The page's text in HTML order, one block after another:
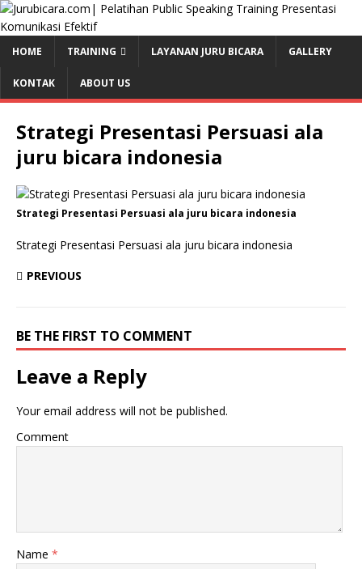
HOME TRAINING LAYANAN JURU BICARA GALLERY
KONTAK ABOUT US
Strategi Presentasi Persuasi ala
juru bicara indonesia
Strategi Presentasi Persuasi ala juru bicara indonesia
Strategi Presentasi Persuasi ala juru bicara indonesia
PREVIOUS
BE THE FIRST TO COMMENT
Leave a Reply
Your email address will not be published.
Comment
Name *